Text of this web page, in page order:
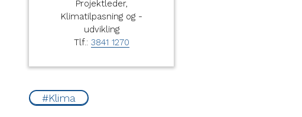
Projektleder,
Klimatilpasning og -
udvikling
Tlf.: 3841 1270
Klima